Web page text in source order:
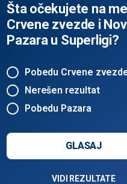
Šta očekujete na
Crvene zvezde i
Pazara u Superligi?
Pobedu Crvene
Nerešen rezultat
Pobedu Pazara
GLASAJ
VIDI REZULTATE